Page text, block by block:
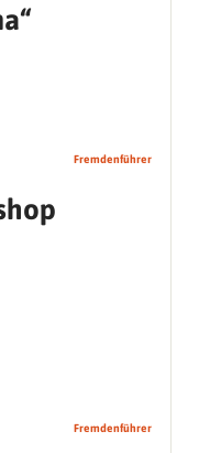
Fremdenführer
Fremdenführer